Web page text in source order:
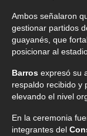
Ambos señalaron
gestionar partidos
guayanés, que
posicionar al
Barros expresó su
respaldo recibido y
elevando el nivel
En la ceremonia
integrantes del